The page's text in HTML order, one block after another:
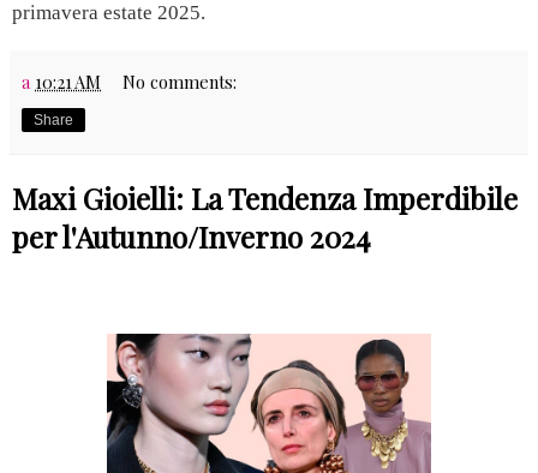
primavera estate 2025.
a 10:21 AM No comments:
Share
Maxi Gioielli: La Tendenza Imperdibile
per l'Autunno/Inverno 2024